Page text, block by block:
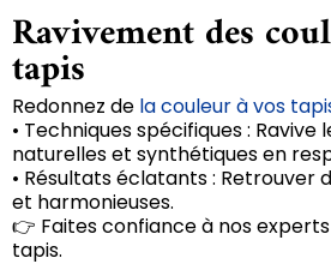
Ravivement des
tapis
Redonnez de la couleur à vos
• Techniques spécifiques : Ravive
naturelles et synthétiques en
• Résultats éclatants : Retrouver
et harmonieuses.
👉 Faites confiance à nos
tapis.